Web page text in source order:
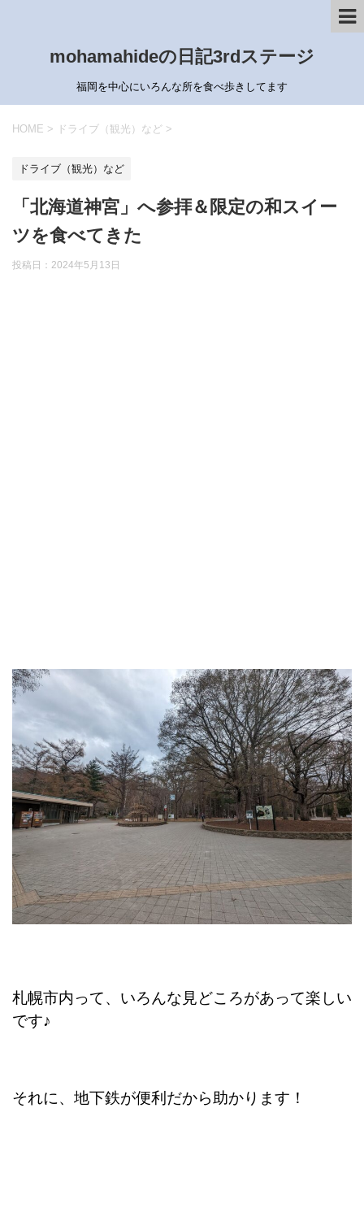
mohamahideの日記3rdステージ
福岡を中心にいろんな所を食べ歩きしてます
HOME > ドライブ（観光）など >
ドライブ（観光）など
「北海道神宮」へ参拝＆限定の和スイー
ツを食べてきた
投稿日： 2024年5月13日
札幌市内って、いろんな見どころがあって楽しい
です♪
それに、地下鉄が便利だから助かります！